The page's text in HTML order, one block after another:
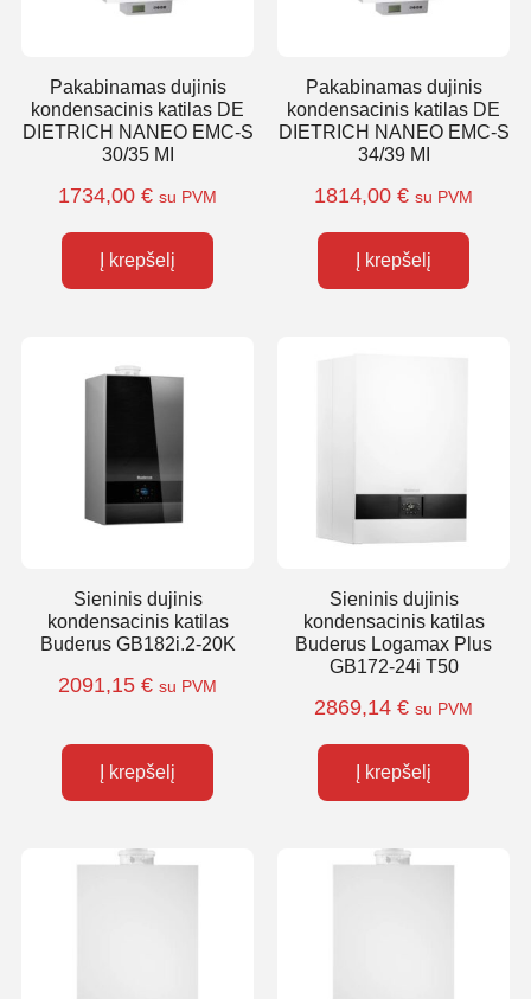
Pakabinamas dujinis
kondensacinis katilas DE
DIETRICH NANEO EMC-S
30/35 MI
1734,00 € su PVM
Į krepšelį
Pakabinamas dujinis
kondensacinis katilas DE
DIETRICH NANEO EMC-S
34/39 MI
1814,00 € su PVM
Į krepšelį
Sieninis dujinis
kondensacinis katilas
Buderus GB182i.2-20K
2091,15 € su PVM
Į krepšelį
Sieninis dujinis
kondensacinis katilas
Buderus Logamax Plus
GB172-24i T50
2869,14 € su PVM
Į krepšelį